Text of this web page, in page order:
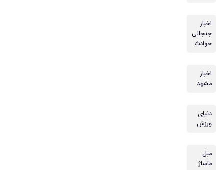
اخبار
جنجالی
حوادث
اخبار
مشهد
دنیای
ورزش
مبل
ماساژ